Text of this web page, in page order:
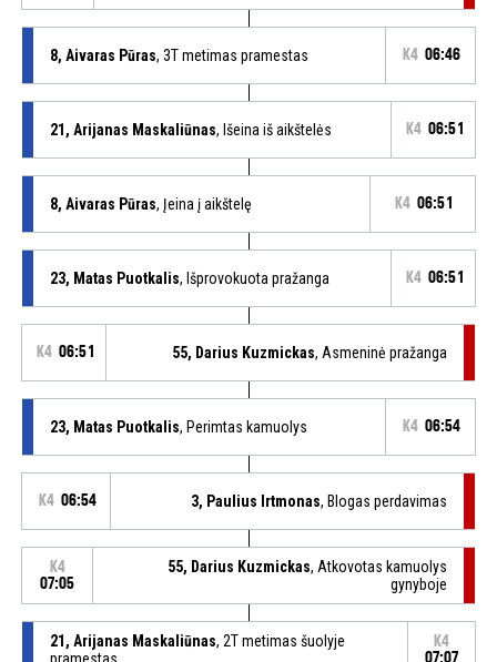
8, Aivaras Pūras, 3T metimas pramestas K4 06:46
21, Arijanas Maskaliūnas, Išeina iš aikštelės K4 06:51
8, Aivaras Pūras, Įeina į aikštelę K4 06:51
23, Matas Puotkalis, Išprovokuota pražanga K4 06:51
K4 06:51 55, Darius Kuzmickas, Asmeninė pražanga
23, Matas Puotkalis, Perimtas kamuolys K4 06:54
K4 06:54 3, Paulius Irtmonas, Blogas perdavimas
K4
07:05
55, Darius Kuzmickas, Atkovotas kamuolys
gynyboje
21, Arijanas Maskaliūnas, 2T metimas šuolyje
pramestas
K4
07:07